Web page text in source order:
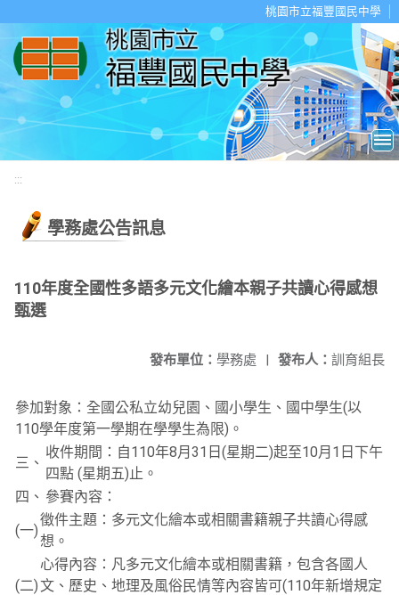
桃園市立福豐國民中學
:::
學務處公告訊息
110年度全國性多語多元文化繪本親子共讀心得感想
甄選
發布人： 訓育組長
發布單位： 學務處 |
參加對象：全國公私立幼兒園、國小學生、國中學生(以
110學年度第一學期在學學生為限)。
三、
收件期間：自110年8月31日(星期二)起至10月1日下午
四點 (星期五)止。
四、 參賽內容：
(一)
徵件主題：多元文化繪本或相關書籍親子共讀心得感
想。
(二)
心得內容：凡多元文化繪本或相關書籍，包含各國人
文、歷史、地理及風俗民情等內容皆可(110年新增規定